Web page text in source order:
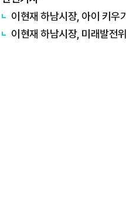
이현재 하남시장, 아이 키우
이현재 하남시장, 미래발전